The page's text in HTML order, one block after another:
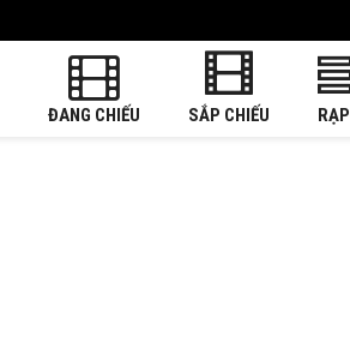
ĐANG CHIẾU SẮP CHIẾU RẠP